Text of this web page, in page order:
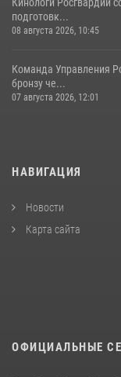
подготовк...
08 августа 2026, 10:45
Команда Управления
бронзу че...
07 августа 2026, 12:01
НАВИГАЦИЯ
Новости
Карта сайта
ОФИЦИАЛЬНЫЕ